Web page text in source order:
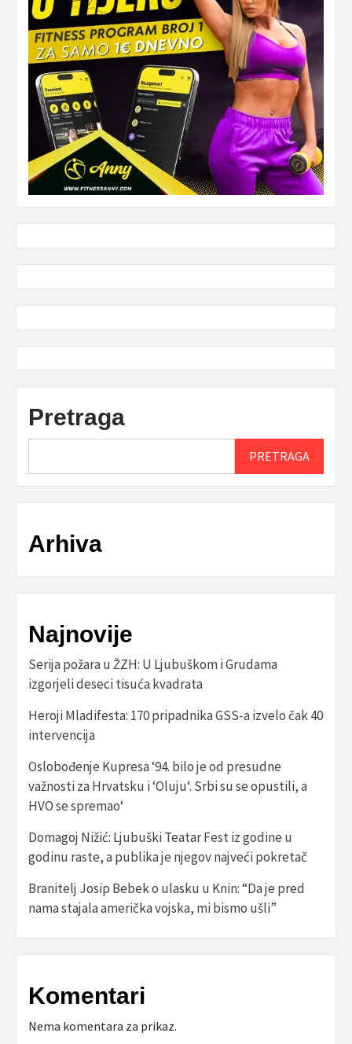
Pretraga
PRETRAGA
Arhiva
Najnovije
Serija požara u ŽZH: U Ljubuškom i Grudama
izgorjeli deseci tisuća kvadrata
Heroji Mladifesta: 170 pripadnika GSS-a izvelo čak 40
intervencija
Oslobođenje Kupresa ‘94. bilo je od presudne
važnosti za Hrvatsku i ‘Oluju‘. Srbi su se opustili, a
HVO se spremao‘
Domagoj Nižić: Ljubuški Teatar Fest iz godine u
godinu raste, a publika je njegov najveći pokretač
Branitelj Josip Bebek o ulasku u Knin: “Da je pred
nama stajala američka vojska, mi bismo ušli”
Komentari
Nema komentara za prikaz.